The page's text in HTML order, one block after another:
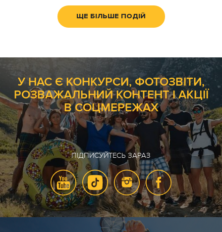
ЩЕ БІЛЬШЕ ПОДІЙ
У НАС Є КОНКУРСИ, ФОТОЗВІТИ,
РОЗВАЖАЛЬНИЙ КОНТЕНТ І АКЦІЇ
В СОЦМЕРЕЖАХ
ПІДПИСУЙТЕСЬ ЗАРАЗ